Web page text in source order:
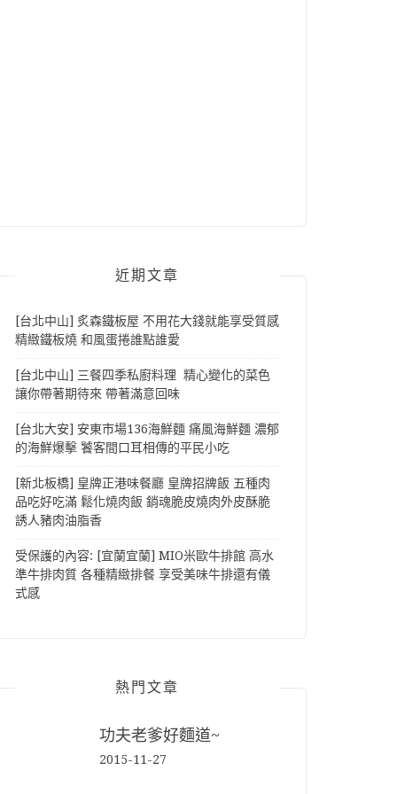
近期文章
[台北中山] 炙森鐵板屋 不用花大錢就能享受質感
精緻鐵板燒 和風蛋捲誰點誰愛
[台北中山] 三餐四季私廚料理 精心變化的菜色
讓你帶著期待來 帶著滿意回味
[台北大安] 安東市場136海鮮麵 痛風海鮮麵 濃郁
的海鮮爆擊 饕客間口耳相傳的平民小吃
[新北板橋] 皇牌正港味餐廳 皇牌招牌飯 五種肉
品吃好吃滿 鬆化燒肉飯 銷魂脆皮燒肉外皮酥脆
誘人豬肉油脂香
受保護的內容: [宜蘭宜蘭] MIO米歐牛排館 高水
準牛排肉質 各種精緻排餐 享受美味牛排還有儀
式感
熱門文章
功夫老爹好麵道~
2015-11-27